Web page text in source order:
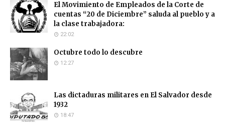
El Movimiento de Empleados de la Corte de
cuentas “20 de Diciembre” saluda al pueblo y a
la clase trabajadora:
22:02
Octubre todo lo descubre
12:27
Las dictaduras militares en El Salvador desde
1932
18:47